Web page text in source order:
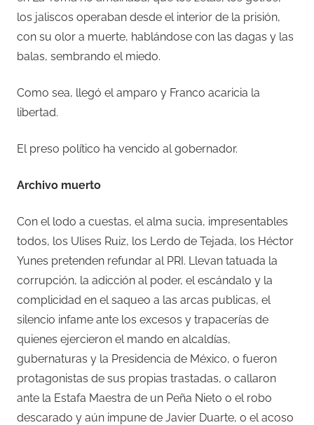
los jaliscos operaban desde el interior de la prisión,
con su olor a muerte, hablándose con las dagas y las
balas, sembrando el miedo.
Como sea, llegó el amparo y Franco acaricia la
libertad.
El preso político ha vencido al gobernador.
Archivo muerto
Con el lodo a cuestas, el alma sucia, impresentables
todos, los Ulises Ruiz, los Lerdo de Tejada, los Héctor
Yunes pretenden refundar al PRI. Llevan tatuada la
corrupción, la adicción al poder, el escándalo y la
complicidad en el saqueo a las arcas publicas, el
silencio infame ante los excesos y trapacerías de
quienes ejercieron el mando en alcaldías,
gubernaturas y la Presidencia de México, o fueron
protagonistas de sus propias trastadas, o callaron
ante la Estafa Maestra de un Peña Nieto o el robo
descarado y aún impune de Javier Duarte, o el acoso